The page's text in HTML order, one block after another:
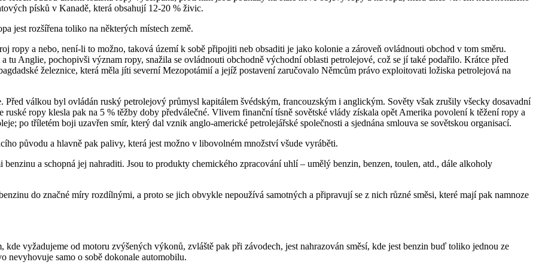
písků v Kanadě, která obsahují 12-20 % živic.
jest rozšířena toliko na některých místech země.
ropy a nebo, není-li to možno, taková území k sobě připojiti neb obsaditi je jako kolonie a zároveň ovládnouti obchod v tom směru.
Anglie, pochopivši význam ropy, snažila se ovládnouti obchodně východní oblasti petrolejové, což se jí také podařilo. Krátce před
železnice, která měla jíti severní Mezopotámií a jejíž postavení zaručovalo Němcům právo exploitovati ložiska petrolejová na
válkou byl ovládán ruský petrolejový průmysl kapitálem švédským, francouzským i anglickým. Sověty však zrušily všecky dosavadní
ropy klesla pak na 5 % těžby doby předválečné. Vlivem finanční tísně sovětské vlády získala opět Amerika povolení k těžení ropy a
po tříletém boji uzavřen smír, který dal vznik anglo-americké petrolejářské společnosti a sjednána smlouva se sovětskou organisací.
původu a hlavně pak palivy, která jest možno v libovolném množství všude vyráběti.
a schopná jej nahraditi. Jsou to produkty chemického zpracování uhlí – umělý benzin, benzen, toulen, atd., dále alkoholy
do značné míry rozdílnými, a proto se jich obvykle nepoužívá samotných a připravují se z nich různé směsi, které mají pak namnoze
vyžadujeme od motoru zvýšených výkonů, zvláště pak při závodech, jest nahrazován směsí, kde jest benzin buď toliko jednou ze
nevyhovuje samo o sobě dokonale automobilu.